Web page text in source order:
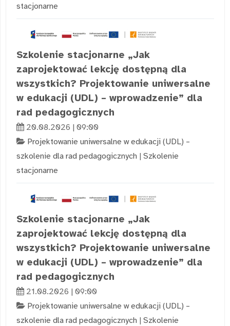
stacjonarne
Szkolenie stacjonarne „Jak
zaprojektować lekcję dostępną dla
wszystkich? Projektowanie uniwersalne
w edukacji (UDL) – wprowadzenie” dla
rad pedagogicznych
20.08.2026 | 09:00
Projektowanie uniwersalne w edukacji (UDL) –
szkolenie dla rad pedagogicznych | Szkolenie
stacjonarne
Szkolenie stacjonarne „Jak
zaprojektować lekcję dostępną dla
wszystkich? Projektowanie uniwersalne
w edukacji (UDL) – wprowadzenie” dla
rad pedagogicznych
21.08.2026 | 09:00
Projektowanie uniwersalne w edukacji (UDL) –
szkolenie dla rad pedagogicznych | Szkolenie